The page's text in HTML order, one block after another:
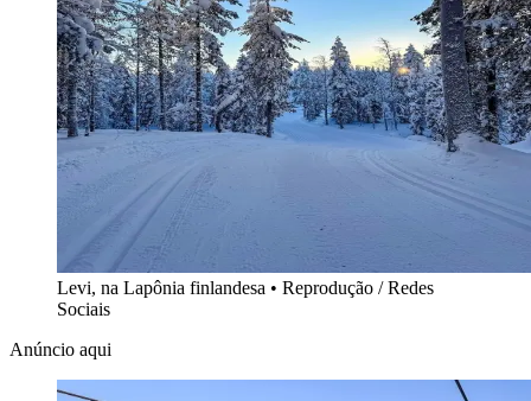
Levi, na Lapônia finlandesa • Reprodução / Redes
Sociais
Anúncio aqui